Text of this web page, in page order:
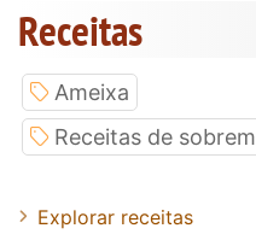
Receitas
Ameixa
Receitas de
Explorar receitas